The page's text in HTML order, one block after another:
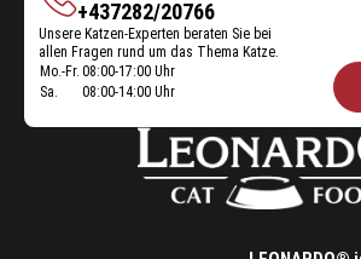
Futterberatung
+437282/20766
Unsere Katzen-Experten beraten Sie bei
allen Fragen rund um das Thema Katze.
Öffnungszeiten
Mo.-Fr. 08:00-17:00 Uhr
Sa.
08:00-14:00 Uhr